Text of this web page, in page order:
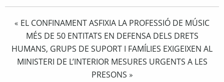
« EL CONFINAMENT ASFIXIA LA PROFESSIÓ DE MÚSIC
MÉS DE 50 ENTITATS EN DEFENSA DELS DRETS
HUMANS, GRUPS DE SUPORT I FAMÍLIES EXIGEIXEN AL
MINISTERI DE L’INTERIOR MESURES URGENTS A LES
PRESONS »